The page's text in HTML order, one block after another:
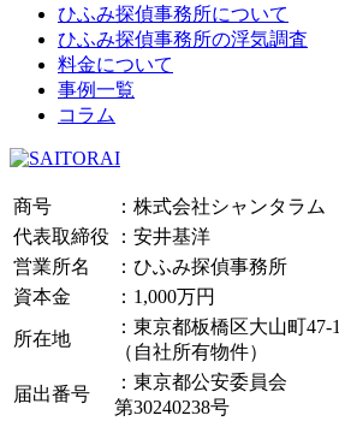
ひふみ探偵事務所について
ひふみ探偵事務所の浮気調査
料金について
事例一覧
コラム
商号
：株式会社シャンタラム
代表取締役
：安井基洋
営業所名
：ひふみ探偵事務所
資本金
：1,000万円
所在地
：東京都板橋区大山町47-1
（自社所有物件）
届出番号
：東京都公安委員会
第30240238号